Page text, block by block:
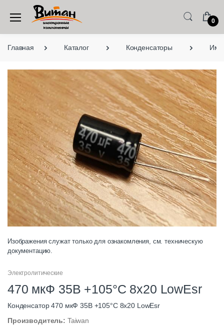
0
Главная Каталог Конденсаторы
Изображения служат только для ознакомления, см. техническую
документацию.
Электролитические
470 мкФ 35В +105°C 8x20 LowEsr
Конденсатор 470 мкФ 35В +105°C 8x20 LowEsr
Производитель: Taiwan